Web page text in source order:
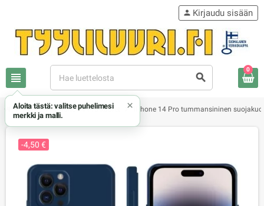
view_headline search
person Kirjaudu sisään
0
chevron_rightApplechevron_right iPhone 14 Pro kuoret chevron_right iPhone 14 Pro tummansininen
-4,50 €
Aloita tästä: valitse puhelimesi
merkki ja malli.
×